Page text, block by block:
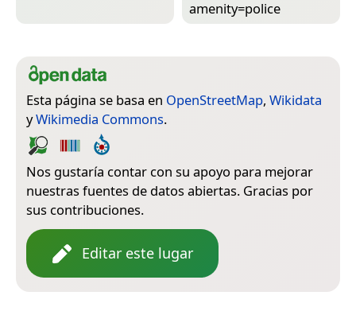
amenity=­police
Esta página se basa en OpenStreetMap, Wikidata
yWikimedia Commons.
Nos gustaría contar con su apoyo para mejorar
nuestras fuentes de datos abiertas. Gracias por
sus contribuciones.
Editar este lugar